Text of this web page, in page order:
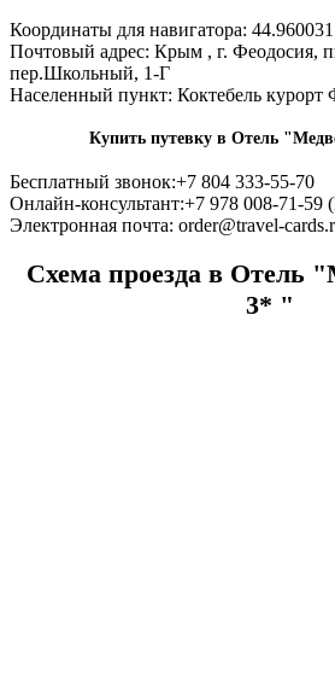
Координаты для навигатора:
Почтовый адрес: Крым , г. Феодосия,
пер.Школьный, 1-Г
Населенный пункт: Коктебель курорт
Купить путевку в Отель
Бесплатный звонок:+7 804 333-55-70
Онлайн-консультант:+7 978 008-71-59
Электронная почта: order@travel-
Схема проезда в Отель
3* "